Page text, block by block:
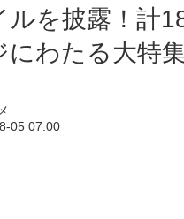
ルを披露！計
にわたる大特
05 07:00